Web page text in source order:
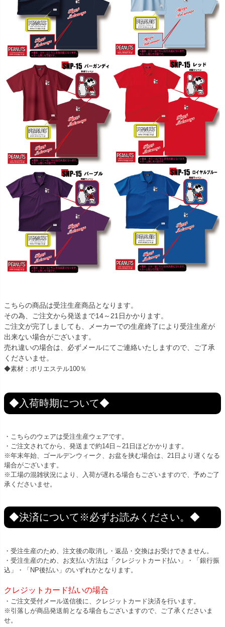
こちらの商品は受注生産商品となります。
その為、ご注文から発送まで14～21日かかります。
ご注文が完了しましても、メーカーでの生産終了により受注生産が
出来ない場合がございます。
売れ違いの場合は、必ずメールにてご連絡いたしますので、ご了承
くださいませ。
◆素材：ポリエステル100％
◆入荷時期について◆
・こちらのウェアは受注生産ウェアです。
・ご注文されてから、発送まで約14日～21日ほどかかります。
※年末年始、ゴールデンウィーク、お盆を挟む場合は、21日より遅くなる
場合がございます。
※工場の混雑状況により、入荷が遅れる場合もございますので、予めご了
承くださいませ。
◆決済について※必ずお読みください。◆
・受注生産のため、注文後の取消し・返品・交換はお受けできません。
・受注生産のため、お支払い方法は「クレジットカード払い」・「銀行振
込」・「NP後払い」のいずれかとなります。
クレジットカード払いの場合
・ご注文受付メール送信後に、クレジットカード決済を行います。
※引落しが商品発送前となる場合もございますので、ご了承くださいま
せ。